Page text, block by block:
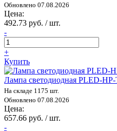
Обновлено 07.08.2026
Цена:
492.73 руб. / шт.
-
+
Купить
Лампа светодиодная PLED-
На складе 1175 шт.
Обновлено 07.08.2026
Цена:
657.66 руб. / шт.
-